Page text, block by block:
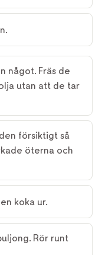
något. Fräs de
utan att de tar
försiktigt så
öterna och
koka ur.
Rör runt